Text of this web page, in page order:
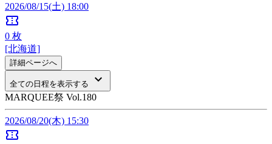
2026/08/15(土) 18:00
confirmation_number
0 枚
[北海道]
詳細ページへ
全ての日程を表示する keyboard_arrow_down
MARQUEE祭 Vol.180
2026/08/20(木) 15:30
confirmation_number